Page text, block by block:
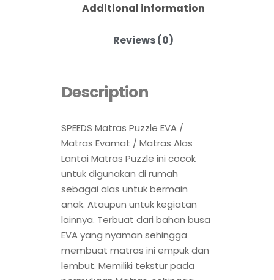
Additional information
Reviews (0)
Description
SPEEDS Matras Puzzle EVA /
Matras Evamat / Matras Alas
Lantai Matras Puzzle ini cocok
untuk digunakan di rumah
sebagai alas untuk bermain
anak. Ataupun untuk kegiatan
lainnya. Terbuat dari bahan busa
EVA yang nyaman sehingga
membuat matras ini empuk dan
lembut. Memiliki tekstur pada